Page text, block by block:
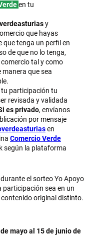
en tu
y
que hayas
que tenga un perfil en
de que no lo tenga,
tal y como
manera que sea
tu participación tu
revisada y validada
es privado, envíanos
por mensaje
en
Comercio Verde
según la plataforma
el sorteo Yo Apoyo
participación sea en un
original distinto.
mayo al 15 de junio de